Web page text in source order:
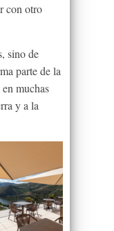
con otro
sino de
parte de la
muchas
y a la